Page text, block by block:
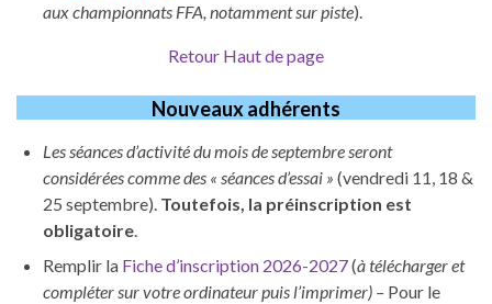
aux championnats FFA, notamment sur piste).
Retour Haut de page
Nouveaux adhérents
Les séances d’activité du mois de septembre seront
considérées comme des « séances d’essai » (vendredi 11, 18 &
25 septembre). Toutefois, la préinscription est
obligatoire.
Remplir la Fiche d’inscription 2026-2027(à télécharger et
compléter sur votre ordinateur puis l’imprimer) – Pour le